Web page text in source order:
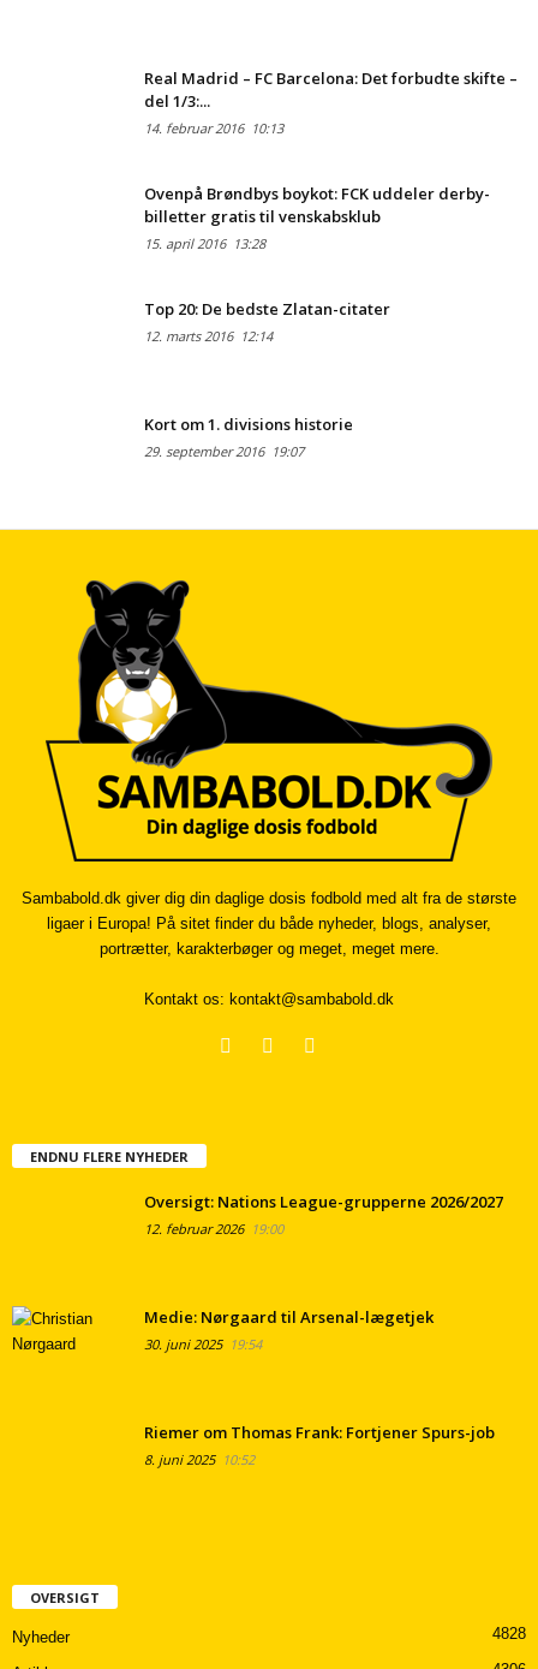
Real Madrid – FC Barcelona: Det forbudte skifte –
del 1/3:...
14. februar 201610:13
Ovenpå Brøndbys boykot: FCK uddeler derby-
billetter gratis til venskabsklub
15. april 201613:28
Top 20: De bedste Zlatan-citater
12. marts 201612:14
Kort om 1. divisions historie
29. september 201619:07
Sambabold.dk giver dig din daglige dosis fodbold med alt fra de største
ligaer i Europa! På sitet finder du både nyheder, blogs, analyser,
portrætter, karakterbøger og meget, meget mere.
Kontakt os: kontakt@sambabold.dk
ENDNU FLERE NYHEDER
Oversigt: Nations League-grupperne 2026/2027
12. februar 202619:00
Medie: Nørgaard til Arsenal-lægetjek
30. juni 202519:54
Riemer om Thomas Frank: Fortjener Spurs-job
8. juni 202510:52
OVERSIGT
Nyheder 4828